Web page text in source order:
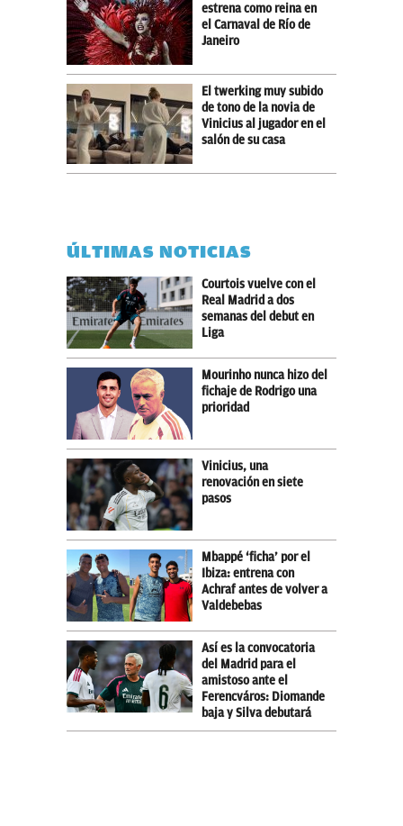
estrena como reina en
el Carnaval de Río de
Janeiro
El twerking muy subido
de tono de la novia de
Vinicius al jugador en el
salón de su casa
ÚLTIMAS NOTICIAS
Courtois vuelve con el
Real Madrid a dos
semanas del debut en
Liga
Mourinho nunca hizo del
fichaje de Rodrigo una
prioridad
Vinicius, una
renovación en siete
pasos
Mbappé ‘ficha’ por el
Ibiza: entrena con
Achraf antes de volver a
Valdebebas
Así es la convocatoria
del Madrid para el
amistoso ante el
Ferencváros: Diomande
baja y Silva debutará